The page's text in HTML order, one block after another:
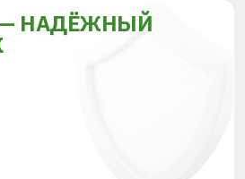
— НАДЁЖНЫЙ